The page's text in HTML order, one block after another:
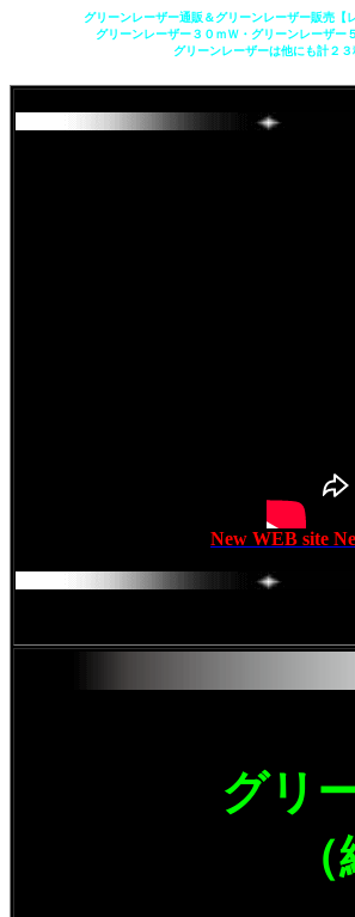
グリーンレーザー通販＆グリーンレーザー販売
グリーンレーザー３０ｍＷ・グリーンレーザ
グリーンレーザーは他にも計２
New WEB site
グリ